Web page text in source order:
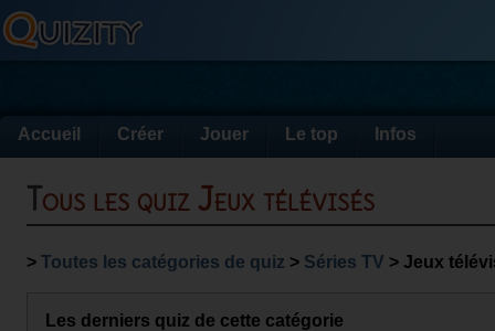
Accueil Créer Jouer Le top Infos
Tous les quiz Jeux télévisés
> Toutes les catégories de quiz > Séries TV > Jeux
Les derniers quiz de cette catégorie